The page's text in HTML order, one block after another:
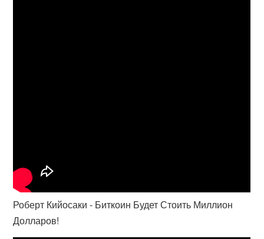
Роберт Кийосаки - Биткоин Будет Стоить Миллион
Долларов!